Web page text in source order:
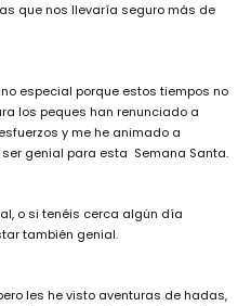
que nos llevaría seguro más de
especial porque estos tiempos no
los peques han renunciado a
y me he animado a
genial para esta Semana Santa.
o si tenéis cerca algún día
también genial.
les he visto aventuras de hadas,